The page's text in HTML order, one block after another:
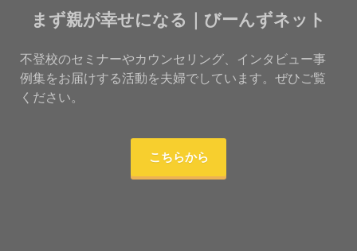
まず親が幸せになる｜びーんずネット
不登校のセミナーやカウンセリング、インタビュー事
例集をお届けする活動を夫婦でしています。ぜひご覧
ください。
こちらから